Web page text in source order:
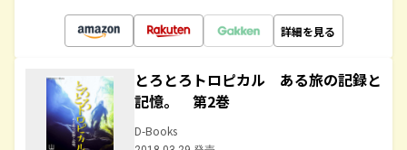
詳細を見る
とろとろトロピカル ある旅の記録と
記憶。 第2巻
D-Books